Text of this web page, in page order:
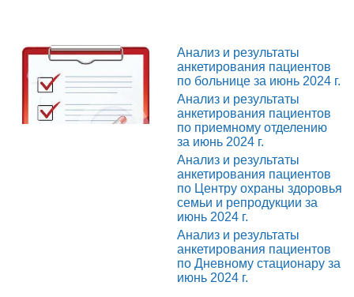
Анализ и результаты
анкетирования пациентов
по больнице за июнь 2024 г.
Анализ и результаты
анкетирования пациентов
по приемному отделению
за июнь 2024 г.
Анализ и результаты
анкетирования пациентов
по Центру охраны здоровья
семьи и репродукции за
июнь 2024 г.
Анализ и результаты
анкетирования пациентов
по Дневному стационару за
июнь 2024 г.